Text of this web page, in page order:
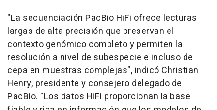
"La secuenciación PacBio HiFi ofrece lecturas
largas de alta precisión que preservan el
contexto genómico completo y permiten la
resolución a nivel de subespecie e incluso de
cepa en muestras complejas", indicó Christian
Henry, presidente y consejero delegado de
PacBio. "Los datos HiFi proporcionan la base